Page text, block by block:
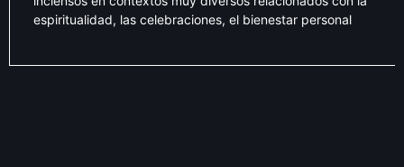
espiritualidad, las celebraciones, el bienestar personal